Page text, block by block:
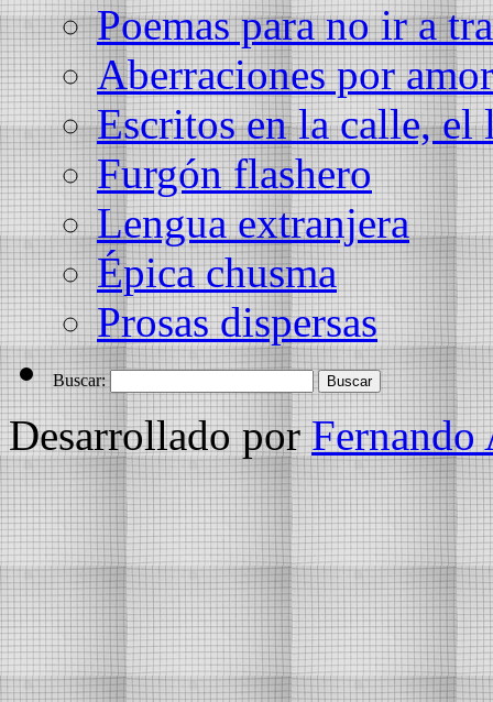
Poemas para no ir a
Aberraciones por amor
Escritos en la calle, el
Furgón flashero
Lengua extranjera
Épica chusma
Prosas dispersas
Buscar:
Desarrollado porFernando